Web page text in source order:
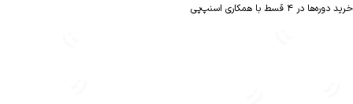
در ۴ قسط با همکاری اسنپ‌پی